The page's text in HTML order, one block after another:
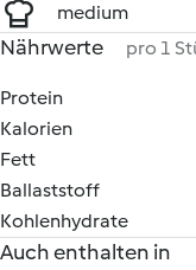
medium
Nährwerte pro 1
Protein
Kalorien
Fett
Ballaststoff
Kohlenhydrate
Auch enthalten in